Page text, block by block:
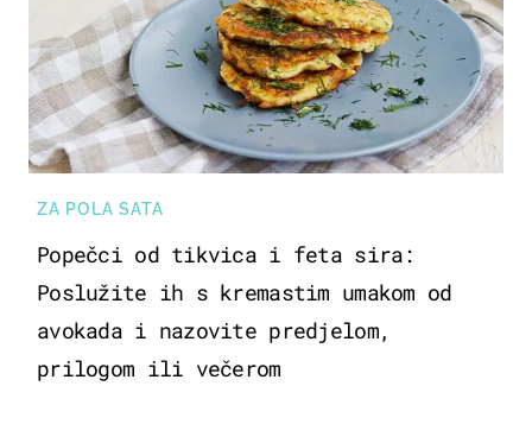
ZA POLA SATA
Popečci od tikvica i feta sira:
Poslužite ih s kremastim umakom od
avokada i nazovite predjelom,
prilogom ili večerom